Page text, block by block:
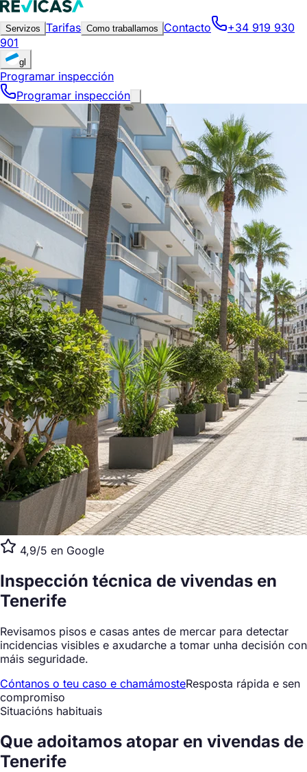
Servizos Tarifas Como traballamos Contacto
+34 919 930
901
gl
Programar inspección
Programar inspección
4,9/5 en Google
Inspección técnica de vivendas en
Tenerife
Revisamos pisos e casas antes de mercar para detectar
incidencias visibles e axudarche a tomar unha decisión con
máis seguridade.
Cóntanos o teu caso e chamámosteResposta rápida e sen
compromiso
Situacións habituais
Que adoitamos atopar en vivendas de
Tenerife